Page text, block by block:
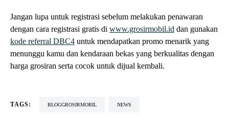
Jangan lupa untuk registrasi sebelum melakukan penawaran
dengan cara registrasi gratis di www.grosirmobil.id dan gunakan
kode referral DBC4 untuk mendapatkan promo menarik yang
menunggu kamu dan kendaraan bekas yang berkualitas dengan
harga grosiran serta cocok untuk dijual kembali.
TAGS: BLOGGROSIRMOBIL NEWS